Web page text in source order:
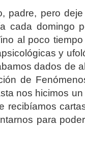
padre, pero
cada domingo
al poco
y
dados de
de
nos hicimos
recibíamos
para